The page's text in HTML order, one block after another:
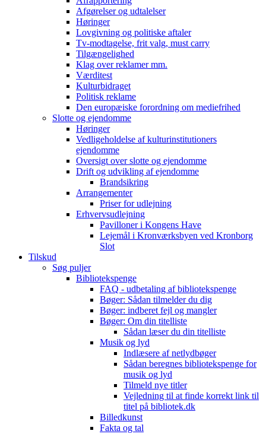
Afgørelser og udtalelser
Høringer
Lovgivning og politiske aftaler
Tv-modtagelse, frit valg, must carry
Tilgængelighed
Klag over reklamer mm.
Værditest
Kulturbidraget
Politisk reklame
Den europæiske forordning om mediefrihed
Slotte og ejendomme
Høringer
Vedligeholdelse af kulturinstitutioners
ejendomme
Oversigt over slotte og ejendomme
Drift og udvikling af ejendomme
Brandsikring
Arrangementer
Priser for udlejning
Erhvervsudlejning
Pavilloner i Kongens Have
Lejemål i Kronværksbyen ved Kronborg
Slot
Tilskud
Søg puljer
Bibliotekspenge
FAQ - udbetaling af bibliotekspenge
Bøger: Sådan tilmelder du dig
Bøger: indberet fejl og mangler
Bøger: Om din titelliste
Sådan læser du din titelliste
Musik og lyd
Indlæsere af netlydbøger
Sådan beregnes bibliotekspenge for
musik og lyd
Tilmeld nye titler
Vejledning til at finde korrekt link til
titel på bibliotek.dk
Billedkunst
Fakta og tal